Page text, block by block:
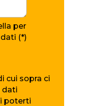
per
(*)
cui sopra ci
dati
poterti